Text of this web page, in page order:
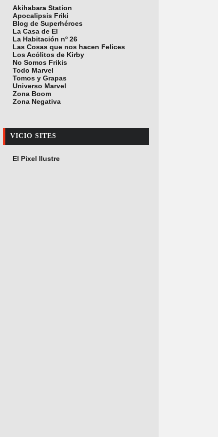
Akihabara Station
Apocalipsis Friki
Blog de Superhéroes
La Casa de El
La Habitación nº 26
Las Cosas que nos hacen Felices
Los Acólitos de Kirby
No Somos Frikis
Todo Marvel
Tomos y Grapas
Universo Marvel
Zona Boom
Zona Negativa
VICIO SITES
El Pixel Ilustre